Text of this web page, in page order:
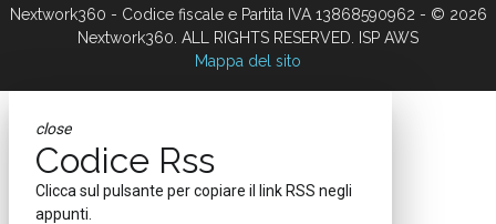
Nextwork360 - Codice fiscale e Partita IVA 13868590962 - © 2026
Nextwork360. ALL RIGHTS RESERVED. ISP AWS
Mappa del sito
close
Codice Rss
Clicca sul pulsante per copiare il link RSS negli
appunti.